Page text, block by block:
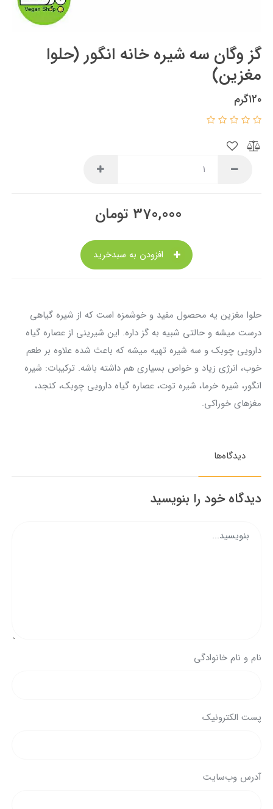
گز وگان سه شیره خانه انگور (حلوا
مغزین)
۱۲۰گرم
370,000 تومان
حلوا مغزین یه محصول مفید و خوشمزه است که از شیره گیاهی
درست میشه و حالتی شبیه به گز داره. این شیرینی از عصاره گیاه
دارویی چوبک و سه شیره تهیه میشه که باعث شده علاوه بر طعم
خوب، انرژی زیاد و خواص بسیاری هم داشته باشه. ترکیبات: شیره
انگور، شیره خرما، شیره توت، عصاره گیاه دارویی چوبک، کنجد،
مغزهای خوراکی.
دیدگاه‌ها
دیدگاه خود را بنویسید
نام و نام خانوادگی
پست الکترونیک
آدرس وب‌سایت